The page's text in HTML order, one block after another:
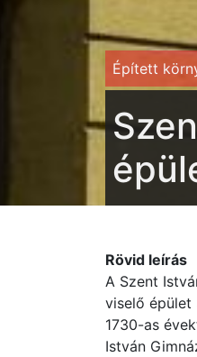
Épített
Rövid leírás
A Szent
viselő
1730-as
István